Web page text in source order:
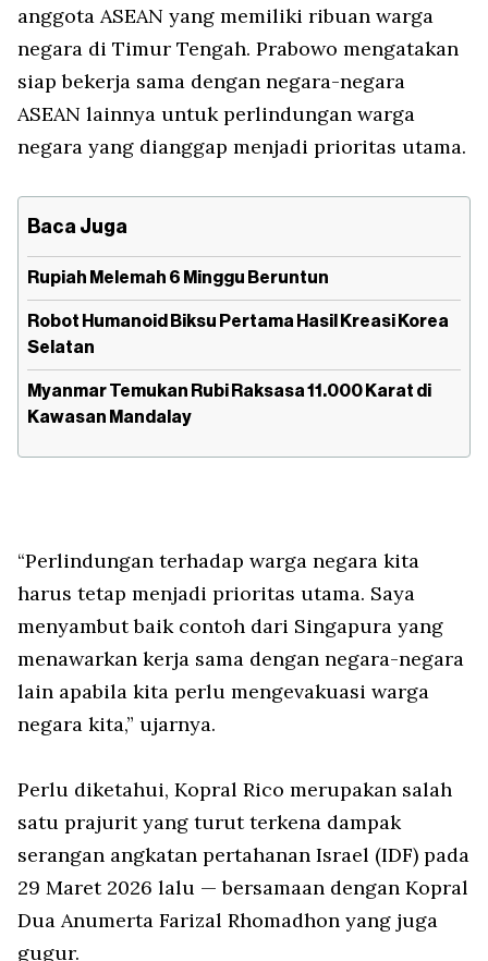
anggota ASEAN yang memiliki ribuan warga
negara di Timur Tengah. Prabowo mengatakan
siap bekerja sama dengan negara-negara
ASEAN lainnya untuk perlindungan warga
negara yang dianggap menjadi prioritas utama.
Baca Juga
Rupiah Melemah 6 Minggu Beruntun
Robot Humanoid Biksu Pertama Hasil Kreasi Korea
Selatan
Myanmar Temukan Rubi Raksasa 11.000 Karat di
Kawasan Mandalay
“Perlindungan terhadap warga negara kita
harus tetap menjadi prioritas utama. Saya
menyambut baik contoh dari Singapura yang
menawarkan kerja sama dengan negara-negara
lain apabila kita perlu mengevakuasi warga
negara kita,” ujarnya.
Perlu diketahui, Kopral Rico merupakan salah
satu prajurit yang turut terkena dampak
serangan angkatan pertahanan Israel (IDF) pada
29 Maret 2026 lalu — bersamaan dengan Kopral
Dua Anumerta Farizal Rhomadhon yang juga
gugur.